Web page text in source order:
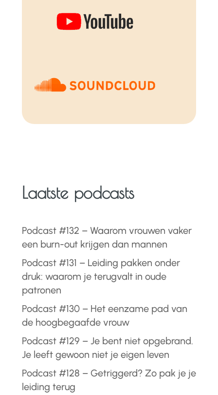
Laatste podcasts
Podcast #132 – Waarom vrouwen vaker
een burn-out krijgen dan mannen
Podcast #131 – Leiding pakken onder
druk: waarom je terugvalt in oude
patronen
Podcast #130 – Het eenzame pad van
de hoogbegaafde vrouw
Podcast #129 – Je bent niet opgebrand.
Je leeft gewoon niet je eigen leven
Podcast #128 – Getriggerd? Zo pak je je
leiding terug